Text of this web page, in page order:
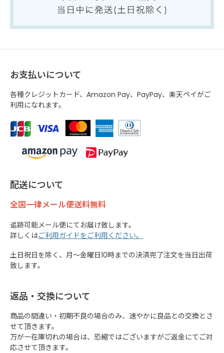
お支払いについて
各種クレジットカード、Amazon Pay、PayPay、楽天ペイがご
利用になれます。
配送について
全国一律メール便送料無料
追跡可能メール便にてお届け致します。
詳しくはご利用ガイドをご利用ください。
土日祝日を除く、月～金曜日10時までの決済完了注文を当日出荷
致します。
返品・交換について
商品の間違い・初期不良の場合のみ、速やかに良品との交換とさ
せて頂きます。
万が一在庫切れの場合は、恐縮ではございますがご返金にてご対
応させて頂きます。